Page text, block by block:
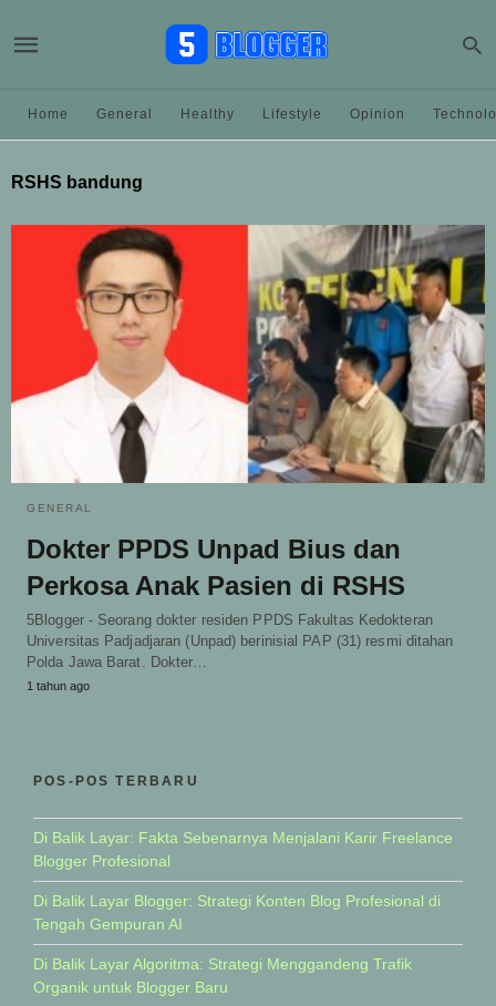
Home General Healthy Lifestyle Opinion
RSHS bandung
GENERAL
Dokter PPDS Unpad Bius dan
Perkosa Anak Pasien di RSHS
5Blogger - Seorang dokter residen PPDS Fakultas Kedokteran
Universitas Padjadjaran (Unpad) berinisial PAP (31) resmi ditahan
Polda Jawa Barat. Dokter…
1 tahun ago
POS-POS TERBARU
Di Balik Layar: Fakta Sebenarnya Menjalani Karir Freelance
Blogger Profesional
Di Balik Layar Blogger: Strategi Konten Blog Profesional di
Tengah Gempuran AI
Di Balik Layar Algoritma: Strategi Menggandeng Trafik
Organik untuk Blogger Baru